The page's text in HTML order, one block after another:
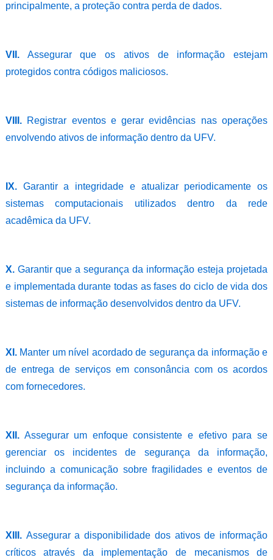
principalmente, a proteção contra perda de dados.
VII.Assegurar que os ativos de informação estejam
protegidos contra códigos maliciosos.
VIII.Registrar eventos e gerar evidências nas operações
envolvendo ativos de informação dentro da UFV.
IX.Garantir a integridade e atualizar periodicamente os
sistemas computacionais utilizados dentro da rede
acadêmica da UFV.
X.Garantir que a segurança da informação esteja projetada
e implementada durante todas as fases do ciclo de vida dos
sistemas de informação desenvolvidos dentro da UFV.
XI.Manter um nível acordado de segurança da informação e
de entrega de serviços em consonância com os acordos
com fornecedores.
XII.Assegurar um enfoque consistente e efetivo para se
gerenciar os incidentes de segurança da informação,
incluindo a comunicação sobre fragilidades e eventos de
segurança da informação.
XIII. Assegurar a disponibilidade dos ativos de informação
críticos através da implementação de mecanismos de